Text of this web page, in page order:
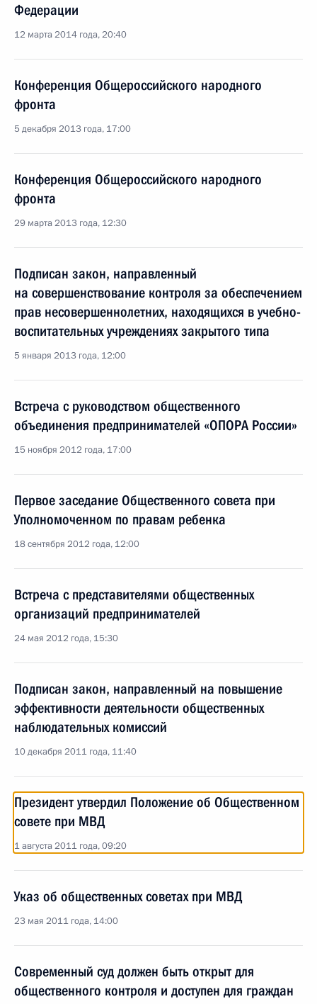
Федерации
12 марта 2014 года, 20:40
Конференция Общероссийского народного
фронта
5 декабря 2013 года, 17:00
Конференция Общероссийского народного
фронта
29 марта 2013 года, 12:30
Подписан закон, направленный
на совершенствование контроля за обеспечением
прав несовершеннолетних, находящихся в учебно-
воспитательных учреждениях закрытого типа
5 января 2013 года, 12:00
Встреча с руководством общественного
объединения предпринимателей «ОПОРА России»
15 ноября 2012 года, 17:00
Первое заседание Общественного совета при
Уполномоченном по правам ребенка
18 сентября 2012 года, 12:00
Встреча с представителями общественных
организаций предпринимателей
24 мая 2012 года, 15:30
Подписан закон, направленный на повышение
эффективности деятельности общественных
наблюдательных комиссий
10 декабря 2011 года, 11:40
Президент утвердил Положение об Общественном
совете при МВД
1 августа 2011 года, 09:20
Указ об общественных советах при МВД
23 мая 2011 года, 14:00
Современный суд должен быть открыт для
общественного контроля и доступен для граждан